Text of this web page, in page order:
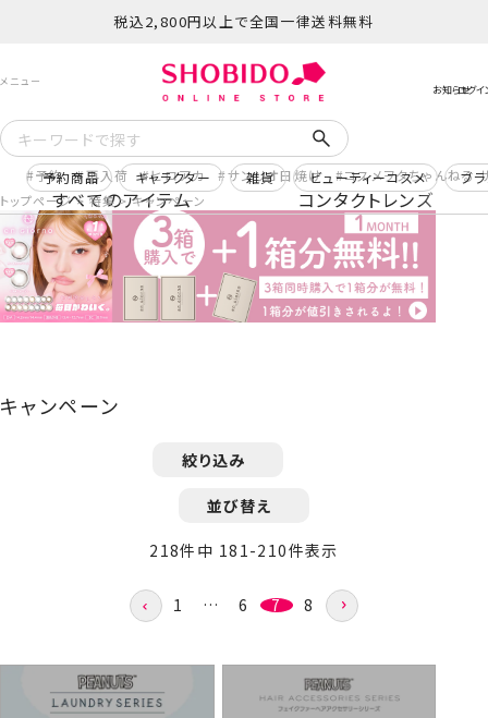
税込2,800円以上で全国一律送料無料
予約 再入荷 ヒロアカ サンリオ日焼け コスメヲタちゃんねる
すべてのアイテム コンタクトレンズ
予約商品 キャラクター 雑貨 ビューティーコスメ ブ
トップページ 特集 キャンペーン
キャンペーン
絞り込み
並び替え
218件中 181 -210件表示
1 … 6 7 8